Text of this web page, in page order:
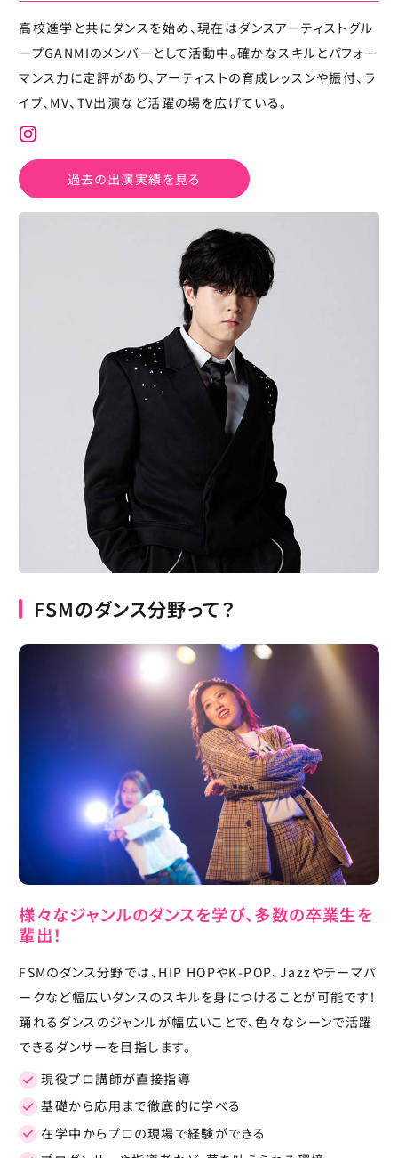
高校進学と共にダンスを始め、現在はダンスアーティストグル
ープGANMIのメンバーとして活動中。確かなスキルとパフォー
マンス力に定評があり、アーティストの育成レッスンや振付、ラ
イブ、MV、TV出演など活躍の場を広げている。
過去の出演実績を見る
FSMのダンス分野って？
様々なジャンルのダンスを学び、多数の卒業生を
輩出！
FSMのダンス分野では、HIP HOPやK-POP、Jazzやテーマパ
ークなど幅広いダンスのスキルを身につけることが可能です！
踊れるダンスのジャンルが幅広いことで、色々なシーンで活躍
できるダンサーを目指します。
現役プロ講師が直接指導
基礎から応用まで徹底的に学べる
在学中からプロの現場で経験ができる